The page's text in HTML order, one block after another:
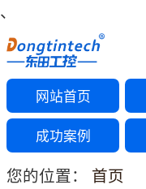
、
网站首页
成功案例
您的位置： 首页